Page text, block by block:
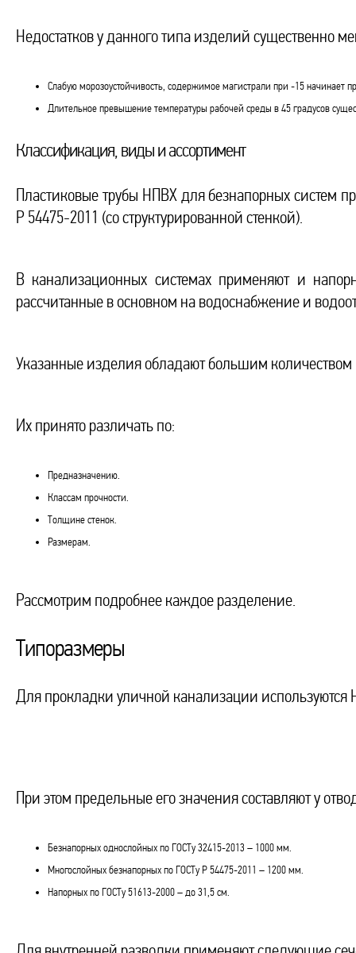
Недостатков у данного типа изделий существенно
Слабую морозоустойчивость, содержимое магистрали при -15 начинает
Длительное превышение температуры рабочей среды в 45 градусов
Классификация, виды и ассортимент
Пластиковые трубы НПВХ для безнапорных систем
Р 54475-2011 (со структурированной стенкой).
В канализационных системах применяют и
рассчитанные в основном на водоснабжение и
Указанные изделия обладают большим
Их принято различать по:
Предназначению.
Классам прочности.
Толщине стенок.
Размерам.
Рассмотрим подробнее каждое разделение.
Типоразмеры
Для прокладки уличной канализации
При этом предельные его значения составляют у
Безнапорных однослойных по ГОСТу 32415-2013 – 1000 мм.
Многослойных безнапорных по ГОСТу Р 54475-2011 – 1200 мм.
Напорных по ГОСТу 51613-2000 – до 31,5 см.